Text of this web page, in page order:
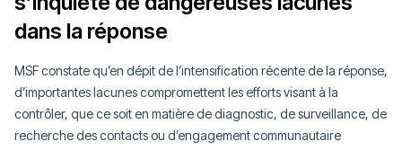
dans la réponse
MSF constate qu’en dépit de l’intensification récente de la réponse,
d’importantes lacunes compromettent les efforts visant à la
contrôler, que ce soit en matière de diagnostic, de surveillance, de
recherche des contacts ou d’engagement communautaire